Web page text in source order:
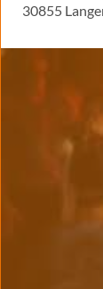
30855